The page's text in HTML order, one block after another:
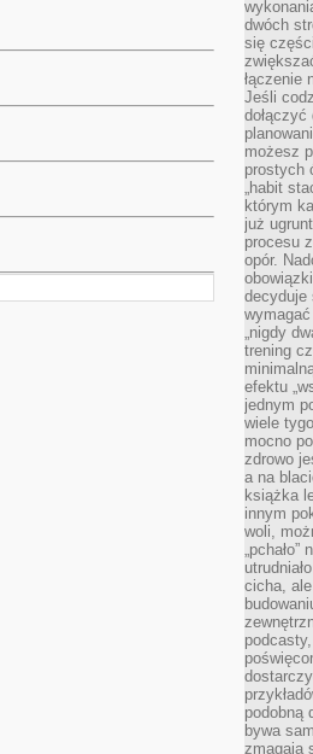
dwóch
się
łączenie
Jeśli
możesz
prostych
„habit
którym
już
procesu
opór.
decyduje
„nigdy
trening
efektu
jednym
wiele
mocno
zdrowo
a na
książka
innym
woli,
cicha,
podobną
bywa
zmagają